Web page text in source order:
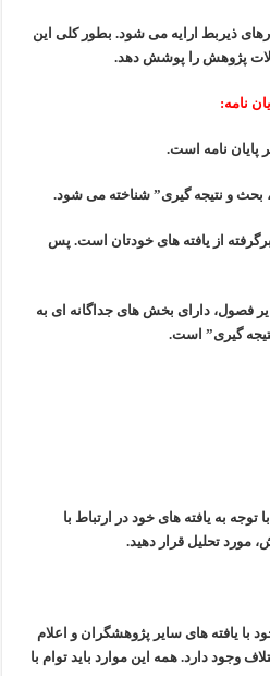
ذیربط ارایه می شود. بطور کلی این
پژوهش را پوشش دهد.
نامه:
پایان نامه است.
بحث و نتیجه گیری” شناخته می شود.
از یافته های خودتان است. پس
فصول، دارای بخش های جداگانه ای به
گیری” است.
به یافته های خود در ارتباط با
مورد تحلیل قرار دهید.
با یافته های سایر پژوهشگرانو اعلام
وجود دارد.همه این موارد باید توام با